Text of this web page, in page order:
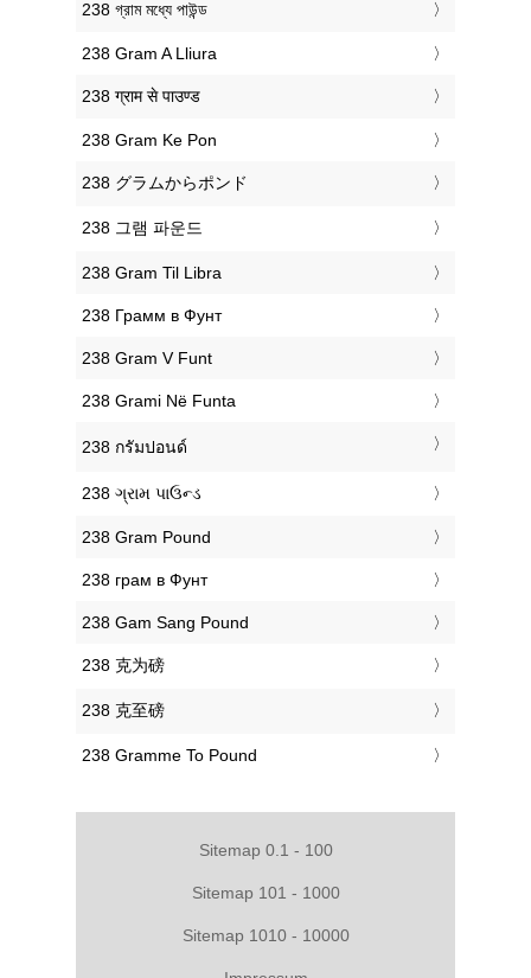
‎238 গ্রাম মধ্যে পাউন্ড
‎238 Gram A Lliura
‎238 ग्राम से पाउण्ड
‎238 Gram Ke Pon
‎238 グラムからポンド
‎238 그램 파운드
‎238 Gram Til Libra
‎238 Грамм в Фунт
‎238 Gram V Funt
‎238 Grami Në Funta
‎238 กรัมปอนด์
‎238 ગ્રામ પાઉન્ડ
‎238 Gram Pound
‎238 грам в Фунт
‎238 Gam Sang Pound
‎238 克为磅
‎238 克至磅
‎238 Gramme To Pound
Sitemap 0.1 - 100
Sitemap 101 - 1000
Sitemap 1010 - 10000